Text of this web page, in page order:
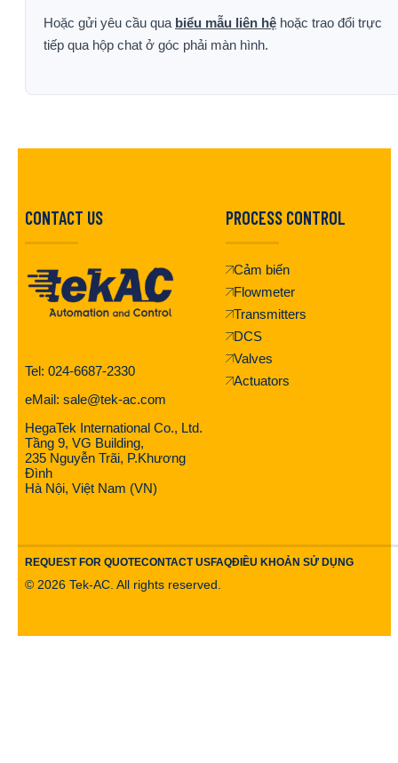
Hoặc gửi yêu cầu qua biểu mẫu liên hệ hoặc trao đổi trực
tiếp qua hộp chat ở góc phải màn hình.
CONTACT US
Tel: 024-6687-2330
eMail: sale@tek-ac.com
HegaTek International Co., Ltd.
Tầng 9, VG Building,
235 Nguyễn Trãi, P.Khương
Đình
Hà Nội, Việt Nam (VN)
PROCESS CONTROL
Cảm biến
Flowmeter
Transmitters
DCS
Valves
Actuators
REQUEST FOR QUOTECONTACT USFAQĐIỀU KHOẢN SỬ DỤNG
© 2026 Tek-AC. All rights reserved.